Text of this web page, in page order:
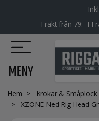
Frakt från 79:- I
MENY
Hem Krokar & Småplock
XZONE Ned Rig Head